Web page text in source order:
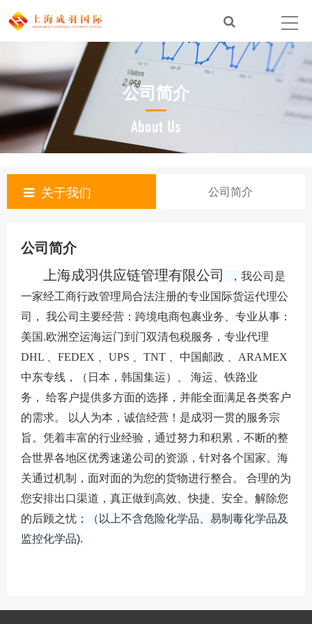
公司简介
About Us
关于我们 公司简介
公司简介
上海成羽供应链管理有限公司
， 我公司是
一家经工商行政管理局合法注册的专业国际货运代理公
司， 我公司主要经营：跨境电商包裹业务、专业从事：
美国.欧洲空运海运门到门双清包税服务，专业代理
DHL 、FEDEX 、UPS 、TNT 、中国邮政 、ARAMEX
中东专线，（日本，韩国集运）、 海运、铁路业
务， 给客户提供多方面的选择，并能全面满足各类客户
的需求。 以人为本，诚信经营！是成羽一贯的服务宗
旨。凭着丰富的行业经验，通过努力和积累，不断的整
合世界各地区优秀速递公司的资源，针对各个国家。海
关通过机制，面对面的为您的货物进行整合。 合理的为
您安排出口渠道，真正做到高效、快捷、安全。解除您
的后顾之忧 ；（以上不含危险化学品、易制毒化学品及
监控化学品).